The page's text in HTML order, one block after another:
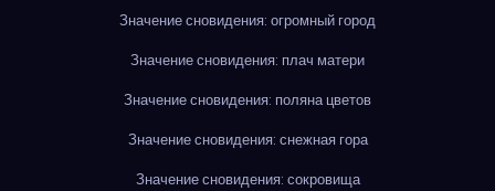
Значение сновидения: огромный город
Значение сновидения: плач матери
Значение сновидения: поляна цветов
Значение сновидения: снежная гора
Значение сновидения: сокровища